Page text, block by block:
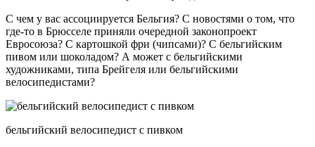
С чем у вас ассоциируется Бельгия? С новостями о том, что
где-то в Брюсселе приняли очередной законопроект
Евросоюза? С картошкой фри (чипсами)? С бельгийским
пивом или шоколадом? А может с бельгийскими
художниками, типа Брейгеля или бельгийскими
велосипедистами?
бельгийский велосипедист с пивком